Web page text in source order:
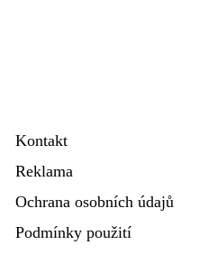
Kontakt
Reklama
Ochrana osobních údajů
Podmínky použití